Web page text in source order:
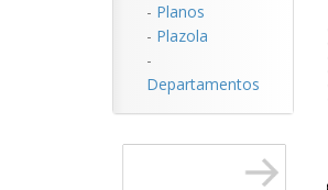
- Planos
- Plazola
-
Departamentos